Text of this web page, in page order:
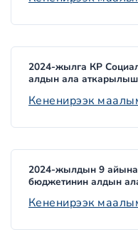
2024-жылга КР
алдын ала
Кененирээк
2024-жылдын 9
бюджетинин алдын
Кененирээк